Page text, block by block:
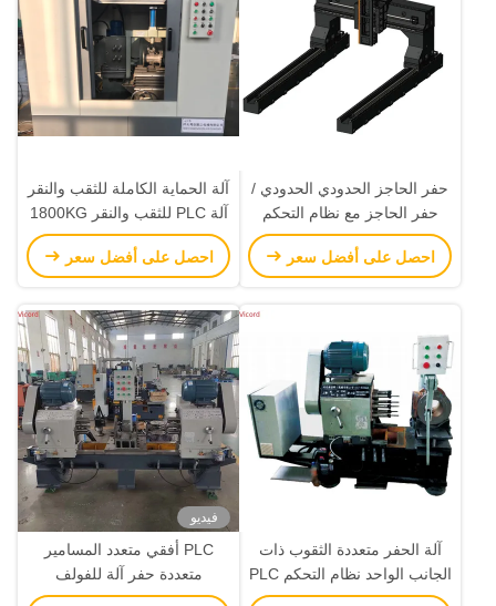
حفر الحاجز الحدودي الحدودي /
حفر الحاجز مع نظام التحكم
Kaiendi K1000MFli
احصل على أفضل سعر
آلة الحماية الكاملة للثقب والنقر
آلة PLC للثقب والنقر 1800KG
احصل على أفضل سعر
آلة الحفر متعددة الثقوب ذات
الجانب الواحد نظام التحكم PLC
دقة عالية
فيديو
PLC أفقي متعدد المسامير
متعددة حفر آلة للفولف